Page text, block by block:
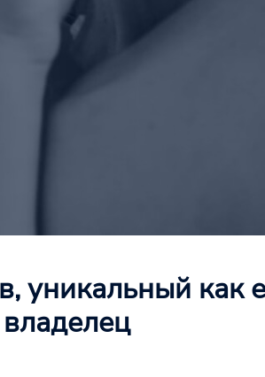
уникальный как
владелец